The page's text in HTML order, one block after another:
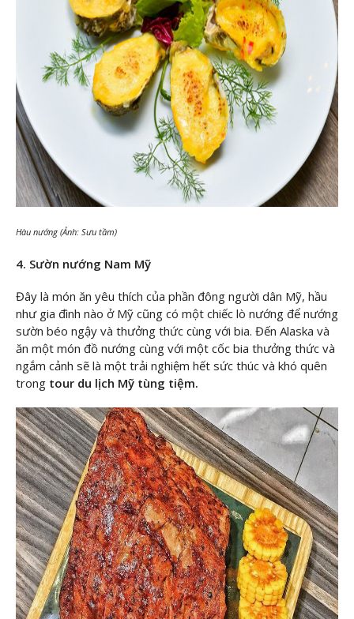
Hàu nướng (Ảnh: Sưu tầm)
4. Sườn nướng Nam Mỹ
Đây là món ăn yêu thích của phần đông người dân Mỹ, hầu
như gia đình nào ở Mỹ cũng có một chiếc lò nướng để nướng
sườn béo ngậy và thưởng thức cùng với bia. Đến Alaska và
ăn một món đồ nướng cùng với một cốc bia thưởng thức và
ngắm cảnh sẽ là một trải nghiệm hết sức thúc và khó quên
trong tour du lịch Mỹ tùng tiệm.